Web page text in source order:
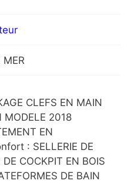
MER
CLEFS EN MAIN
MODELE 2018
EN
: SELLERIE DE
COCKPIT EN BOIS
DE BAIN